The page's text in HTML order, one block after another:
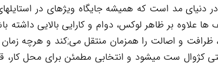
دنیای مد است که همیشه جایگاه ویژهای در
بر ظاهر لوکس، دوام و کارایی بالایی داشته
و اصالت را همزمان منتقل می;کند و هرچه زمان
ست میشود و انتخابی مطمئن برای محل کار،